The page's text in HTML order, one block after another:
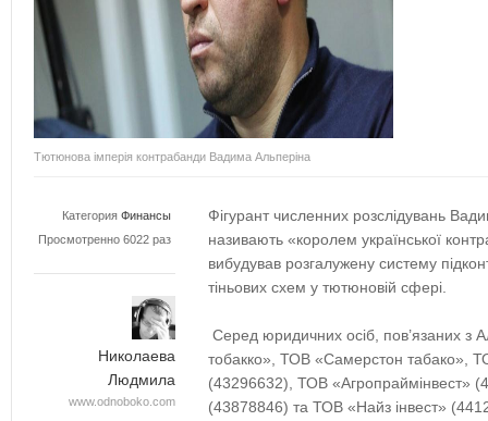
Тютюнова імперія контрабанди Вадима Альперіна
Категория Финансы
Просмотренно 6022 раз
Николаева
Людмила
www.odnoboko.com
Фігурант численних розслідувань
називають «королем української
вибудував розгалужену систему
тіньових схем у тютюновій сфері.
Серед юридичних осіб, пов’язаних з
тобакко», ТОВ «Самерстон табако»,
(43296632), ТОВ «Агропраймінвест»
(43878846) та ТОВ «Найз інвест»